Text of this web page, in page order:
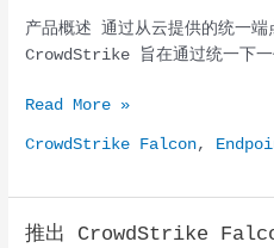
产品概述 通过从云提供的统一端
CrowdStrike 旨在通过统一下
CrowdStrike
Read More »
CrowdStrike Falcon,
推出 CrowdStrike